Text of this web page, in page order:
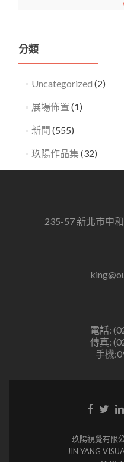
分類
Uncategorized (2)
展場佈置 (1)
新聞 (555)
玖陽作品集 (32)
235-57 新北市中
電話:
傳真:
手機
玖陽視覺有限
JIN YANG